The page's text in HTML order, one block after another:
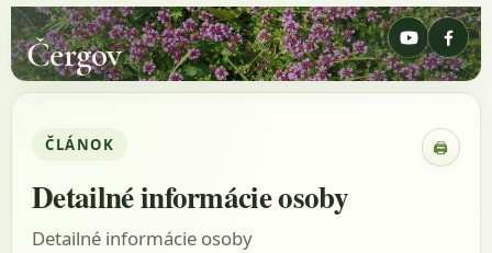
Čergov
ČLÁNOK 🖨
Detailné informácie osoby
Detailné informácie osoby